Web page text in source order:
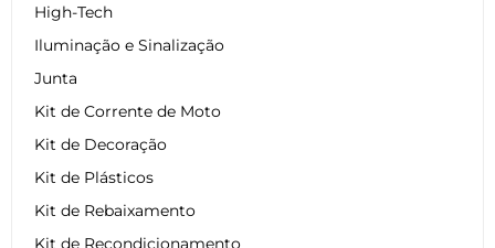
High-Tech
Iluminação e Sinalização
Junta
Kit de Corrente de Moto
Kit de Decoração
Kit de Plásticos
Kit de Rebaixamento
Kit de Recondicionamento